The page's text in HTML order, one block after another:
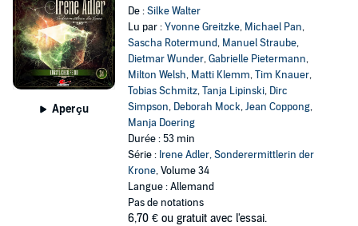
Aperçu
De :Silke Walter
Lu par :Yvonne Greitzke, Michael Pan,
Sascha Rotermund, Manuel Straube,
Dietmar Wunder,Gabrielle Pietermann,
Milton Welsh, Matti Klemm,Tim Knauer,
Tobias Schmitz,Tanja Lipinski, Dirc
Simpson, Deborah Mock,Jean Coppong,
Manja Doering
Durée : 53 min
Série : Irene Adler, Sonderermittlerin der
Krone, Volume 34
Langue : Allemand
Pas de notations
6,70 € ou gratuit avec l'essai.